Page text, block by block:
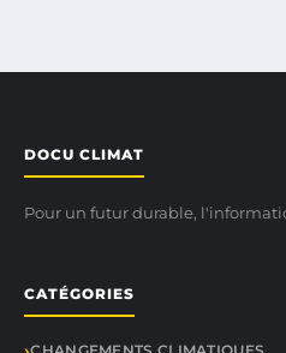
DOCU CLIMAT
Pour un futur durable,
CATÉGORIES